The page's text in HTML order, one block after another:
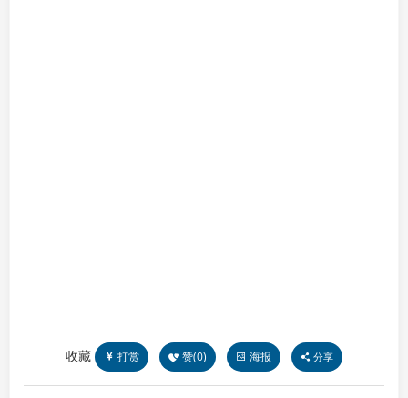
收藏 打赏 赞(0) 海报 分享